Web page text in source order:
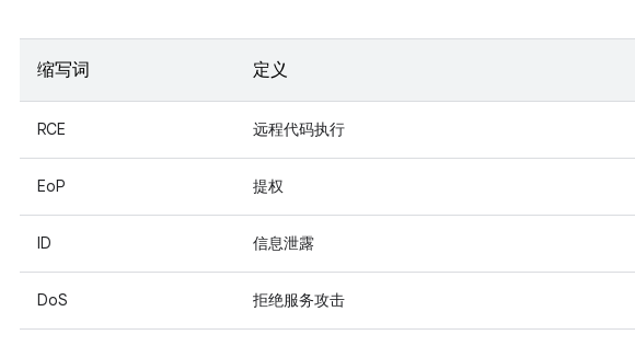
缩写词 定义
RCE 远程代码执行
EoP 提权
ID 信息泄露
DoS 拒绝服务攻击